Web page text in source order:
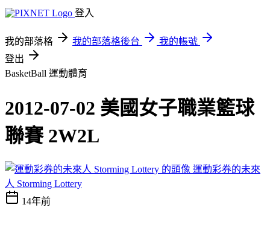
登入
我的部落格 我的部落格後台
我的帳號
登出
BasketBall 運動體育
2012-07-02 美國女子職業籃球
聯賽 2W2L
運動彩券的未來
人 Storming Lottery
14年前